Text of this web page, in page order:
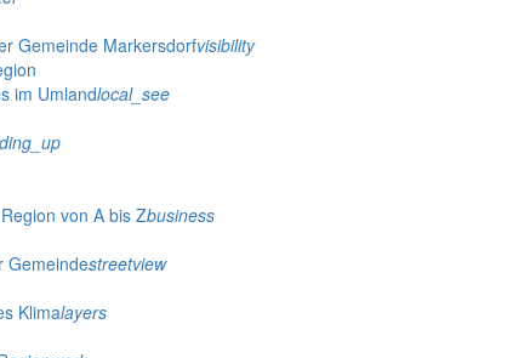
Gemeinde Markersdorfvisibility
im Umlandlocal_see
von A bis Zbusiness
Gemeindestreetview
Klimalayers